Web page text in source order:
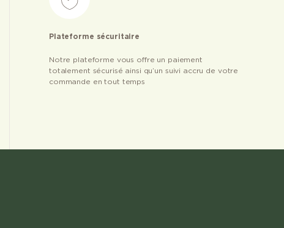
Plateforme sécuritaire
Notre plateforme vous offre un paiement
totalement sécurisé ainsi qu’un suivi accru de votre
commande en tout temps